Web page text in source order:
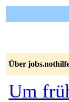
Über
Um